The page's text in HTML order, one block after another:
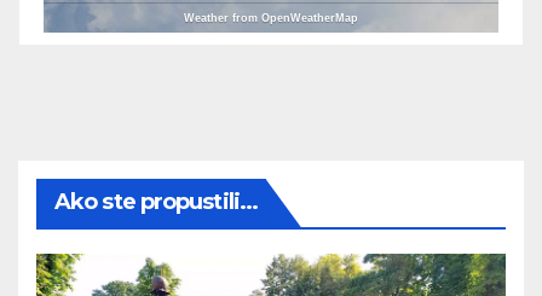
Weather from OpenWeatherMap
Ako ste propustili...